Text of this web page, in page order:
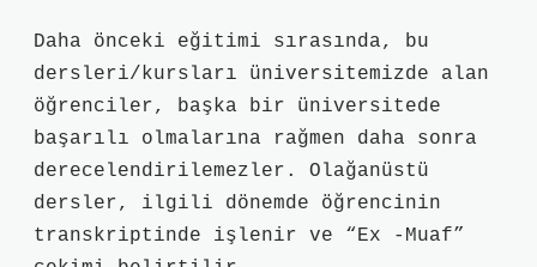
Daha önceki eğitimi sırasında, bu
dersleri/kursları üniversitemizde alan
öğrenciler, başka bir üniversitede
başarılı olmalarına rağmen daha sonra
derecelendirilemezler. Olağanüstü
dersler, ilgili dönemde öğrencinin
transkriptinde işlenir ve “Ex -Muaf”